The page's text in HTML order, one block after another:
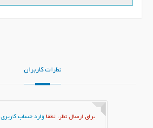
نظرات کاربران
برای ارسال نظر، لطفا وارد حساب کاربری